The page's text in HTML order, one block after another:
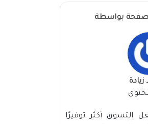
بواسطة
التسوق أكثر توفيرًا